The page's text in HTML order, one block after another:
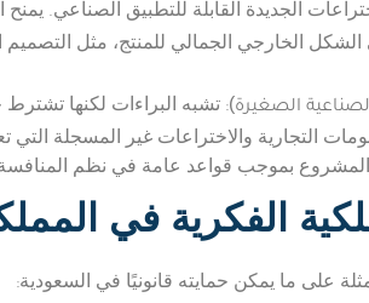
الجديدة القابلة للتطبيق الصناعي.
الخارجي الجمالي للمنتج، مثل
الصغيرة): تشبه البراءات لكنها تشترط
التجارية والاختراعات غير المسجلة
المشروع بموجب قواعد عامة في نظم
الفكرية في
على ما يمكن حمايته قانونيًا في السعودية: